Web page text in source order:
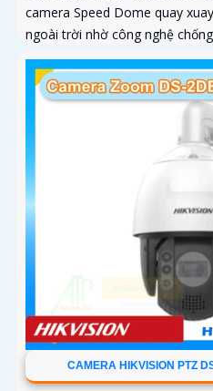
camera Speed Dome quay
ngoài trời nhờ công nghệ
CAMERA HIKVISION PTZ